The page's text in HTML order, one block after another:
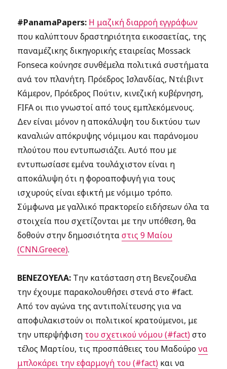
#PanamaPapers: Η μαζική διαρροή εγγράφων
που καλύπτουν δραστηριότητα εικοσαετίας, της
παναμέζικης δικηγορικής εταιρείας Mossack
Fonseca κούνησε συνθέμελα πολιτικά συστήματα
ανά τον πλανήτη. Πρόεδρος Ισλανδίας, Ντέιβιντ
Κάμερον, Πρόεδρος Πούτιν, κινεζική κυβέρνηση,
FIFA οι πιο γνωστοί από τους εμπλεκόμενους.
Δεν είναι μόνον η αποκάλυψη του δικτύου των
καναλιών απόκρυψης νόμιμου και παράνομου
πλούτου που εντυπωσιάζει. Αυτό που με
εντυπωσίασε εμένα τουλάχιστον είναι η
αποκάλυψη ότι η φοροαποφυγή για τους
ισχυρούς είναι εφικτή με νόμιμο τρόπο.
Σύμφωνα με γαλλικό πρακτορείο ειδήσεων όλα τα
στοιχεία που σχετίζονται με την υπόθεση, θα
δοθούν στην δημοσιότηταστις 9 Μαίου
(CNN.Greece).
ΒΕΝΕΖΟΥΕΛΑ: Την κατάσταση στη Βενεζουέλα
την έχουμε παρακολουθήσει στενά στο #fact.
Από τον αγώνα της αντιπολίτευσης για να
αποφυλακιστούν οι πολιτικοί κρατούμενοι, με
την υπερψήφιση του σχετικού νόμου (#fact)στο
τέλος Μαρτίου, τις προσπάθειες του Μαδούρονα
μπλοκάρει την εφαρμογή του (#fact) και να